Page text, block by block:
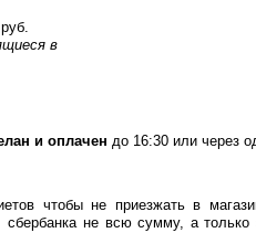
в
и оплачен до 16:30 или через
чтобы не приезжать в
не всю сумму, а